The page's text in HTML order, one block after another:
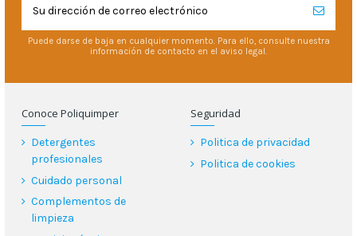
Puede darse de baja en cualquier momento. Para ello, consulte nuestra
información de contacto en el aviso legal.
Conoce Poliquimper
Detergentes
profesionales
Cuidado personal
Complementos de
limpieza
Seguridad
Politica de privacidad
Politica de cookies